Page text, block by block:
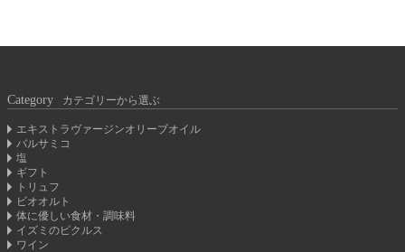
Category カテゴリーから選ぶ
エキストラヴァージンオリーブオイル
バルサミコ
塩
ギフト
トリュフ
ビオオルト
体に優しい食材・調味料
イズミのピクルス
ワイン